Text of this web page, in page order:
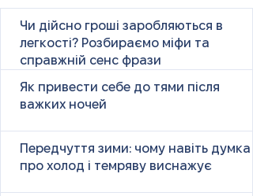
Чи дійсно гроші заробляються в
легкості? Розбираємо міфи та
справжній сенс фрази
Як привести себе до тями після
важких ночей
Передчуття зими: чому навіть думка
про холод і темряву виснажує